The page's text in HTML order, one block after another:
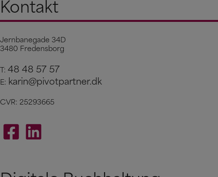
Kontakt
Jernbanegade 34D
3480 Fredensborg
T: 48 48 57 57
E: karin@pivotpartner.dk
CVR: 25293665